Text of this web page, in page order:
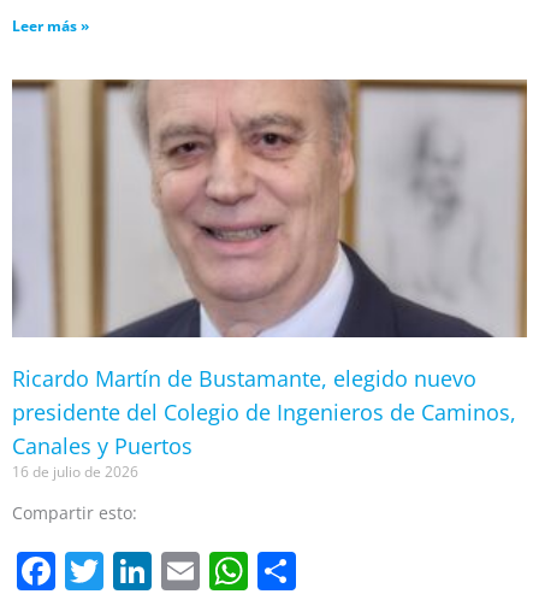
Leer más »
Ricardo Martín de Bustamante, elegido nuevo
presidente del Colegio de Ingenieros de Caminos,
Canales y Puertos
16 de julio de 2026
Compartir esto:
Facebook
Twitter
LinkedIn
EmailWhatsApp